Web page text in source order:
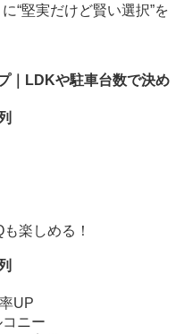
“堅実だけど賢い選択”を
｜LDKや駐車台数で決め
楽しめる！
UP
ニー